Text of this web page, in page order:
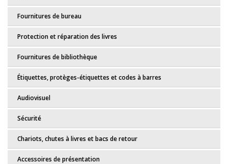
Fournitures de bureau
Protection et réparation des livres
Fournitures de bibliothèque
Étiquettes, protèges-étiquettes et codes à barres
Audiovisuel
Sécurité
Chariots, chutes à livres et bacs de retour
Accessoires de présentation